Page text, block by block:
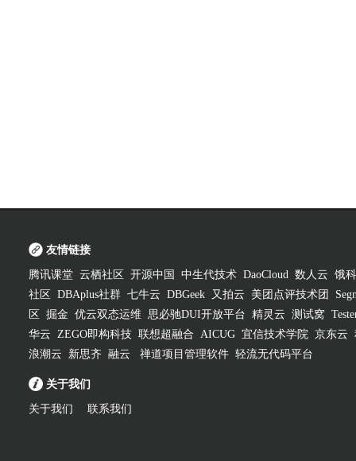
友情链接
腾讯课堂 云栖社区 开源中国 中生代技术 DaoCloud 数人云 饿
社区
DBAplus社群 七牛云 DBGeek 又拍云 美团点评技术团
区
掘金 优云双态运维 思必驰DUI开放平台 精灵云 测试窝
华云 ZEGO即构科技 联想超融合 AICUG 宜信技术学院 京东云
浪潮云
新思齐 融云 禅道项目管理软件 轻流无代码平台
关于我们
关于我们 联系我们